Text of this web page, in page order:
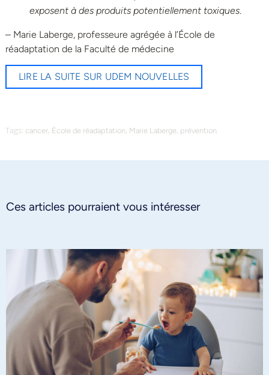
exposent à des produits potentiellement toxiques.
– Marie Laberge, professeure agrégée à l’École de
réadaptation de la Faculté de médecine
LIRE LA SUITE SUR UDEM NOUVELLES
Tags: cancer, École de réadaptation, Marie Laberge, prévention
Ces articles pourraient vous intéresser